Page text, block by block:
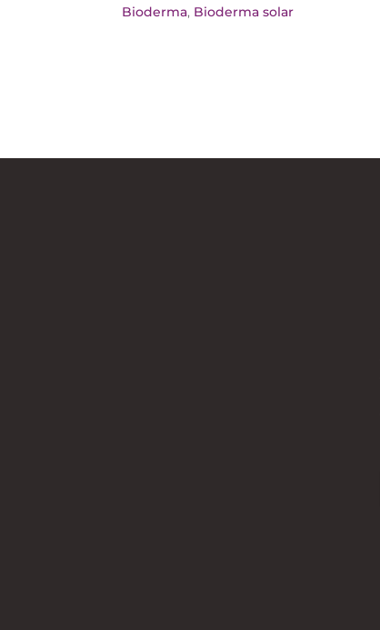
Bioderma, Bioderma solar